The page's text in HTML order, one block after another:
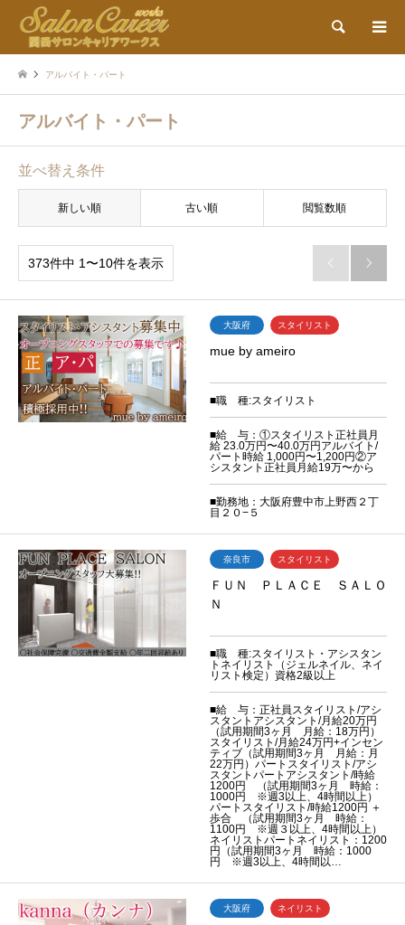
検索
アルバイト・パート
アルバイト・パート
並べ替え条件
新しい順 古い順 閲覧数順
373件中 1〜10件を表示  
大阪府 スタイリスト
mue by ameiro
■職 種:スタイリスト
■給 与：①スタイリスト正社員月
給 23.0万円〜40.0万円アルバイト/
パート時給 1,000円〜1,200円②ア
シスタント正社員月給19万〜から
■勤務地：大阪府豊中市上野西２丁
目２０−５
奈良市 スタイリスト
ＦＵＮ ＰＬＡＣＥ ＳＡＬＯ
Ｎ
■職 種:スタイリスト・アシスタン
トネイリスト（ジェルネイル、ネイ
リスト検定）資格2級以上
■給 与：正社員スタイリスト/アシ
スタントアシスタント/月給20万円
（試用期間3ヶ月 月給：18万円）
スタイリスト/月給24万円+インセン
ティブ（試用期間3ヶ月 月給：月
22万円）パートスタイリスト/アシ
スタントパートアシスタント/時給
1200円 （試用期間3ヶ月 時給：
1000円 ※週3以上、4時間以上）
パートスタイリスト/時給1200円 ＋
歩合 （試用期間3ヶ月 時給：
1100円 ※週３以上、4時間以上）
ネイリストパートネイリスト：1200
円（試用期間3ヶ月 時給：1000
円 ※週3以上、4時間以…
大阪府 ネイリスト